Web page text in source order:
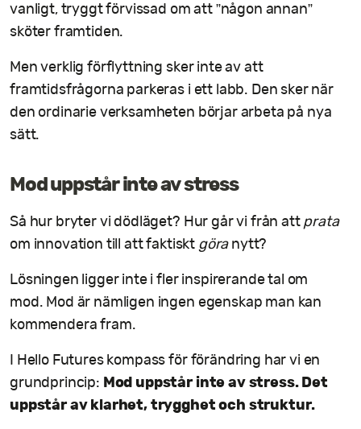
vanligt, tryggt förvissad om att ”någon annan”
sköter framtiden.
Men verklig förflyttning sker inte av att
framtidsfrågorna parkeras i ett labb. Den sker när
den ordinarie verksamheten börjar arbeta på nya
sätt.
Mod uppstår inte av stress
Så hur bryter vi dödläget? Hur går vi från att prata
om innovation till att faktiskt göranytt?
Lösningen ligger inte i fler inspirerande tal om
mod. Mod är nämligen ingen egenskap man kan
kommendera fram.
I Hello Futures kompass för förändring har vi en
grundprincip: Mod uppstår inte av stress. Det
uppstår av klarhet, trygghet och struktur.